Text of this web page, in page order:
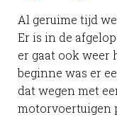
Al geruime tijd
Er is in de
er gaat ook weer
beginne was er
dat wegen met
motorvoertuigen